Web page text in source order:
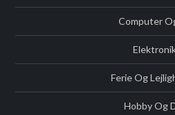
Computer
Ferie Og
Hobby Og